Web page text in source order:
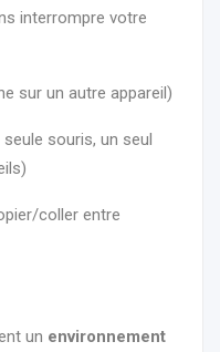
interrompre votre
sur un autre appareil)
souris, un seul
coller entre
un environnement